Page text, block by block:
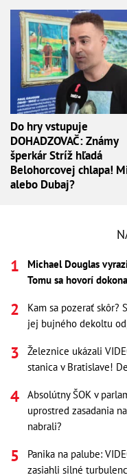
Do hry vstupuje
DOHADZOVAČ: Známy
šperkár Stríž hľadá
Belohorcovej chlapa!
alebo Dubaj?
Michael Douglas
Tomu sa hovorí
Kam sa pozerať skôr?
jej bujného dekoltu
Železnice ukázali
stanica v Bratislave!
Absolútny ŠOK v
uprostred zasadania
nabrali?
Panika na palube:
zasiahli silné